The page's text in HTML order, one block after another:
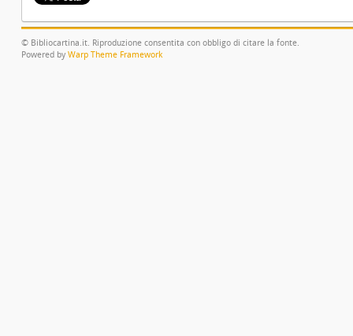
© Bibliocartina.it. Riproduzione consentita con obbligo di citare la fonte.
Powered by Warp Theme Framework